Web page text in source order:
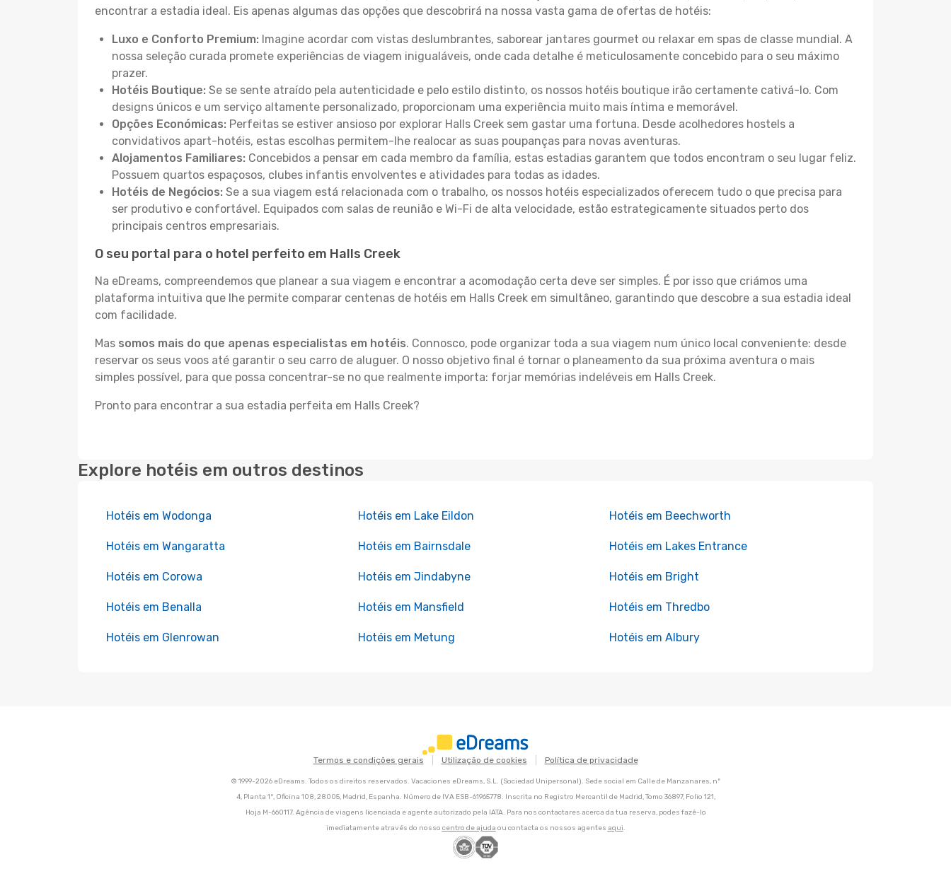
encontrar a estadia ideal. Eis apenas algumas das opções que descobrirá na nossa vasta gama de ofertas de hotéis:
Luxo e Conforto Premium: Imagine acordar com vistas deslumbrantes, saborear jantares gourmet ou relaxar em spas de classe mundial. A
nossa seleção curada promete experiências de viagem inigualáveis, onde cada detalhe é meticulosamente concebido para o seu máximo
prazer.
Hotéis Boutique: Se se sente atraído pela autenticidade e pelo estilo distinto, os nossos hotéis boutique irão certamente cativá-lo. Com
designs únicos e um serviço altamente personalizado, proporcionam uma experiência muito mais íntima e memorável.
Opções Económicas: Perfeitas se estiver ansioso por explorar Halls Creek sem gastar uma fortuna. Desde acolhedores hostels a
convidativos apart-hotéis, estas escolhas permitem-lhe realocar as suas poupanças para novas aventuras.
Alojamentos Familiares: Concebidos a pensar em cada membro da família, estas estadias garantem que todos encontram o seu lugar feliz.
Possuem quartos espaçosos, clubes infantis envolventes e atividades para todas as idades.
Hotéis de Negócios: Se a sua viagem está relacionada com o trabalho, os nossos hotéis especializados oferecem tudo o que precisa para
ser produtivo e confortável. Equipados com salas de reunião e Wi-Fi de alta velocidade, estão estrategicamente situados perto dos
principais centros empresariais.
O seu portal para o hotel perfeito em Halls Creek
Na eDreams, compreendemos que planear a sua viagem e encontrar a acomodação certa deve ser simples. É por isso que criámos uma
plataforma intuitiva que lhe permite comparar centenas de hotéis em Halls Creek em simultâneo, garantindo que descobre a sua estadia ideal
com facilidade.
Mas somos mais do que apenas especialistas em hotéis. Connosco, pode organizar toda a sua viagem num único local conveniente: desde
reservar os seus voos até garantir o seu carro de aluguer. O nosso objetivo final é tornar o planeamento da sua próxima aventura o mais
simples possível, para que possa concentrar-se no que realmente importa: forjar memórias indeléveis em Halls Creek.
Pronto para encontrar a sua estadia perfeita em Halls Creek?
Explore hotéis em outros destinos
Hotéis em Wodonga Hotéis em Lake Eildon Hotéis em Beechworth
Hotéis em Wangaratta Hotéis em Bairnsdale Hotéis em Lakes Entrance
Hotéis em Corowa Hotéis em Jindabyne Hotéis em Bright
Hotéis em Benalla Hotéis em Mansfield Hotéis em Thredbo
Hotéis em Glenrowan Hotéis em Metung Hotéis em Albury
Termos e condições gerais Utilização de cookies Política de privacidade
© 1999-2026 eDreams. Todos os direitos reservados. Vacaciones eDreams, S.L. (Sociedad Unipersonal). Sede social em Calle de Manzanares, nº
4, Planta 1ª, Oficina 108, 28005, Madrid, Espanha. Número de IVA ESB-61965778. Inscrita no Registro Mercantil de Madrid, Tomo 36897, Folio 121,
Hoja M-660117. Agência de viagens licenciada e agente autorizado pela IATA. Para nos contactares acerca da tua reserva, podes fazê-lo
imediatamente através do nosso centro de ajuda ou contacta os nossos agentes aqui.